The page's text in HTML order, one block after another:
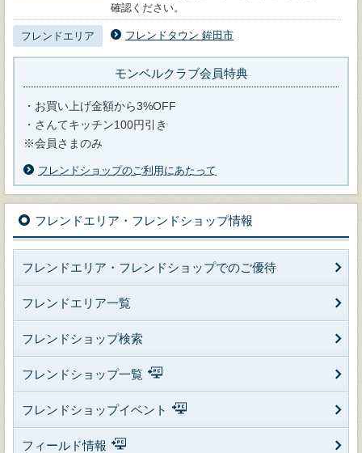
確認ください。
フレンドエリア フレンドタウン 鉾田市
モンベルクラブ会員特典
・お買い上げ金額から3%OFF
・さんてキッチン100円引き
※会員さまのみ
フレンドショップのご利用にあたって
フレンドエリア・フレンドショップ情報
フレンドエリア・フレンドショップでのご優待
フレンドエリア一覧
フレンドショップ検索
フレンドショップ一覧
フレンドショップイベント
フィールド情報